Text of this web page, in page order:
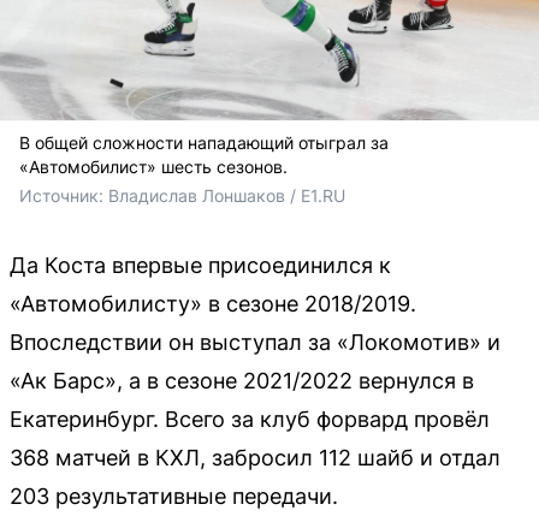
В общей сложности нападающий отыграл за
«Автомобилист» шесть сезонов.
Источник: Владислав Лоншаков / E1.RU
Да Коста впервые присоединился к
«Автомобилисту» в сезоне 2018/2019.
Впоследствии он выступал за «Локомотив» и
«Ак Барс», а в сезоне 2021/2022 вернулся в
Екатеринбург. Всего за клуб форвард провёл
368 матчей в КХЛ, забросил 112 шайб и отдал
203 результативные передачи.